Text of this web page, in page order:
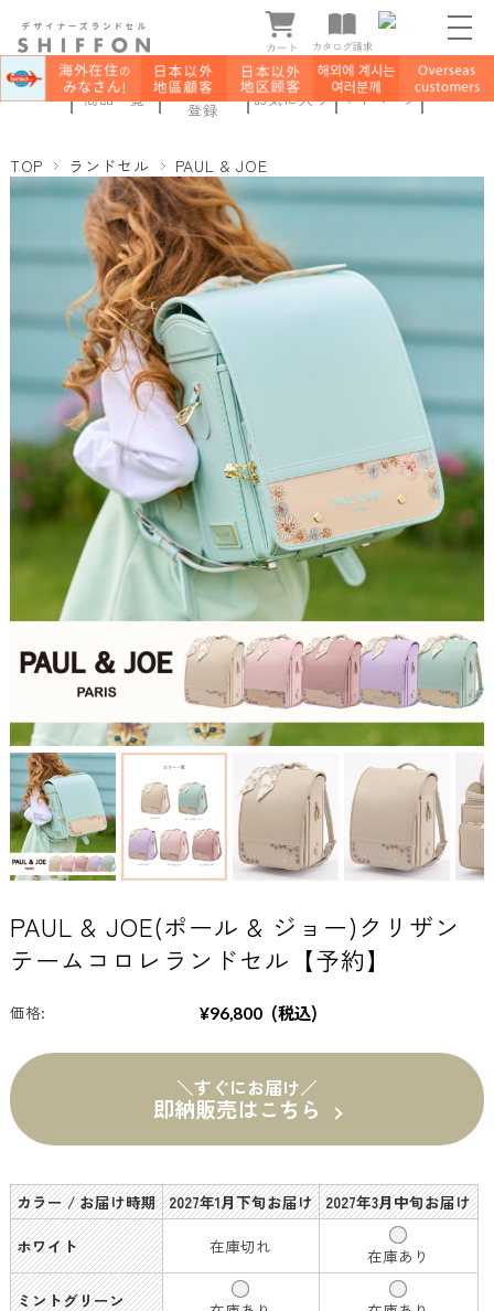
商品一覧
新規会員
登録
お気に入り マイページ
TOP ランドセル PAUL & JOE
PAUL & JOE(ポール & ジョー)クリザン
テームコロレランドセル【予約】
価格: ¥96,800 (税込)
＼すぐにお届け／
即納販売はこちら
カラー / お届け時期 2027年1月下旬お届け 2027年3月中旬お届け
ホワイト
在庫切れ
在庫あり
ミントグリーン